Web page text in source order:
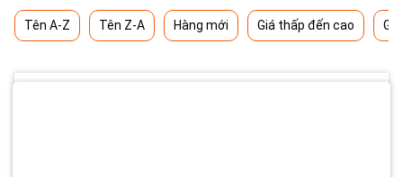
Tên A-Z Tên Z-A Hàng mới Giá thấp đến cao